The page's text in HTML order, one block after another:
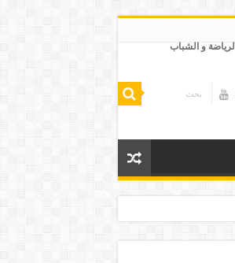
الرياضة و الشباب